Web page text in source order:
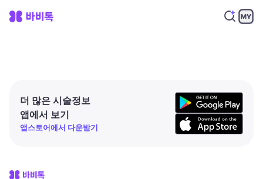
더 많은 시술정보
앱에서 보기
앱스토어에서 다운받기